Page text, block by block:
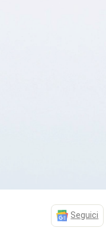
Seguici